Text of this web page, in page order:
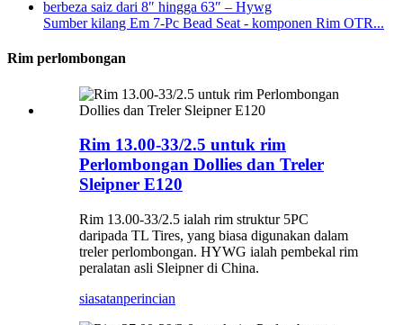
Sumber kilang Em 7-Pc Bead Seat - komponen Rim OTR...
Rim perlombongan
Rim 13.00-33/2.5 untuk rim
Perlombongan Dollies dan Treler
Sleipner E120
Rim 13.00-33/2.5 ialah rim struktur 5PC
daripada TL Tires, yang biasa digunakan dalam
treler perlombongan. HYWG ialah pembekal rim
peralatan asli Sleipner di China.
siasatanperincian